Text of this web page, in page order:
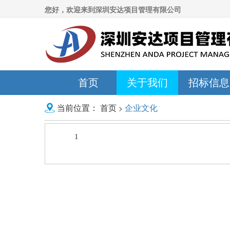
您好，欢迎来到深圳安达项目管理有限公司
首页 关于我们 招标信息
当前位置： 首页 > 企业文化